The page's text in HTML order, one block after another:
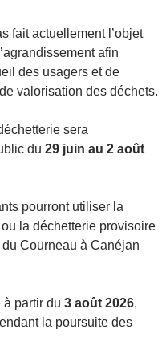
fait actuellement l’objet
afin
des usagers et de
valorisation des déchets.
sera
du 29 juin au 2 août
pourront utiliser la
la déchetterie provisoire
Courneau à Canéjan
à partir du 3 août 2026,
la poursuite des